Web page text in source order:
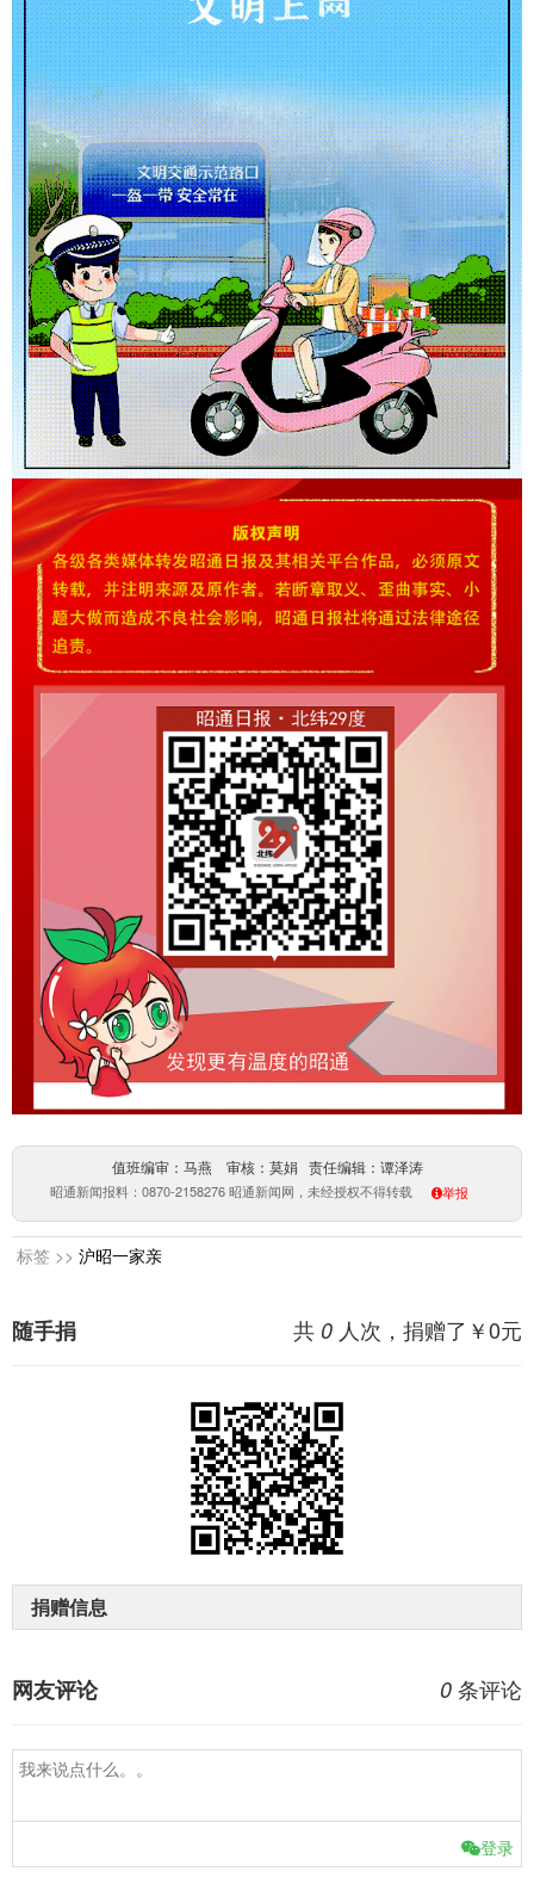
值班编审：马燕 审核：莫娟 责任编辑：谭泽涛
昭通新闻报料：0870-2158276 昭通新闻网，未经授权不得转载 举报
标签 >> 沪昭一家亲
共 0 人次，捐赠了￥0元
随手捐
捐赠信息
0 条评论
网友评论
登录